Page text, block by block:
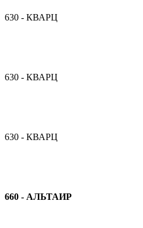
630 - КВАРЦ
630 - КВАРЦ
630 - КВАРЦ
660 - АЛЬТАИР